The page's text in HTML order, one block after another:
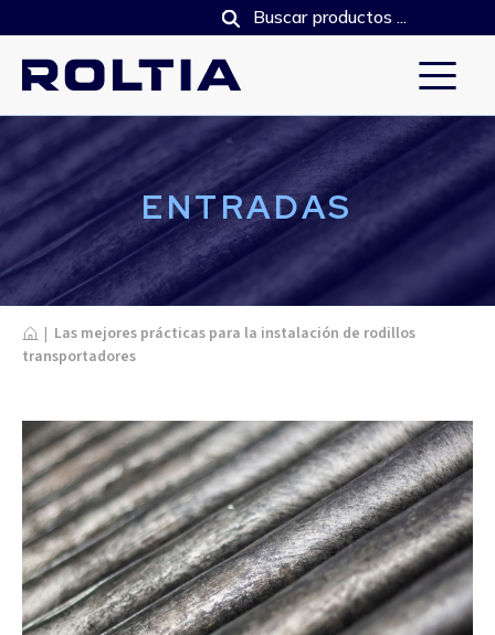
ENTRADAS
Home
| Las mejores prácticas para la instalación de rodillos
transportadores